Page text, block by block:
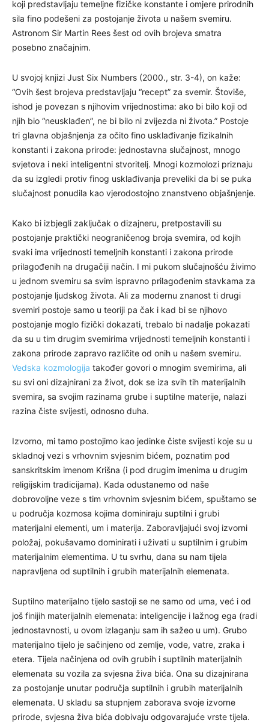
koji predstavljaju temeljne fizičke konstante i omjere prirodnih
sila fino podešeni za postojanje života u našem svemiru.
Astronom Sir Martin Rees šest od ovih brojeva smatra
posebno značajnim.
U svojoj knjizi Just Six Numbers (2000., str. 3-4), on kaže:
“Ovih šest brojeva predstavljaju “recept” za svemir. Štoviše,
ishod je povezan s njihovim vrijednostima: ako bi bilo koji od
njih bio “neusklađen”, ne bi bilo ni zvijezda ni života.” Postoje
tri glavna objašnjenja za očito fino usklađivanje fizikalnih
konstanti i zakona prirode: jednostavna slučajnost, mnogo
svjetova i neki inteligentni stvoritelj. Mnogi kozmolozi priznaju
da su izgledi protiv finog usklađivanja preveliki da bi se puka
slučajnost ponudila kao vjerodostojno znanstveno objašnjenje.
Kako bi izbjegli zaključak o dizajneru, pretpostavili su
postojanje praktički neograničenog broja svemira, od kojih
svaki ima vrijednosti temeljnih konstanti i zakona prirode
prilagođenih na drugačiji način. I mi pukom slučajnošću živimo
u jednom svemiru sa svim ispravno prilagođenim stavkama za
postojanje ljudskog života. Ali za modernu znanost ti drugi
svemiri postoje samo u teoriji pa čak i kad bi se njihovo
postojanje moglo fizički dokazati, trebalo bi nadalje pokazati
da su u tim drugim svemirima vrijednosti temeljnih konstanti i
zakona prirode zapravo različite od onih u našem svemiru.
Vedska kozmologija također govori o mnogim svemirima, ali
su svi oni dizajnirani za život, dok se iza svih tih materijalnih
svemira, sa svojim razinama grube i suptilne materije, nalazi
razina čiste svijesti, odnosno duha.
Izvorno, mi tamo postojimo kao jedinke čiste svijesti koje su u
skladnoj vezi s vrhovnim svjesnim bićem, poznatim pod
sanskritskim imenom Krišna (i pod drugim imenima u drugim
religijskim tradicijama). Kada odustanemo od naše
dobrovoljne veze s tim vrhovnim svjesnim bićem, spuštamo se
u područja kozmosa kojima dominiraju suptilni i grubi
materijalni elementi, um i materija. Zaboravljajući svoj izvorni
položaj, pokušavamo dominirati i uživati u suptilnim i grubim
materijalnim elementima. U tu svrhu, dana su nam tijela
napravljena od suptilnih i grubih materijalnih elemenata.
Suptilno materijalno tijelo sastoji se ne samo od uma, već i od
još finijih materijalnih elemenata: inteligencije i lažnog ega (radi
jednostavnosti, u ovom izlaganju sam ih sažeo u um). Grubo
materijalno tijelo je sačinjeno od zemlje, vode, vatre, zraka i
etera. Tijela načinjena od ovih grubih i suptilnih materijalnih
elemenata su vozila za svjesna živa bića. Ona su dizajnirana
za postojanje unutar područja suptilnih i grubih materijalnih
elemenata. U skladu sa stupnjem zaborava svoje izvorne
prirode, svjesna živa bića dobivaju odgovarajuće vrste tijela.